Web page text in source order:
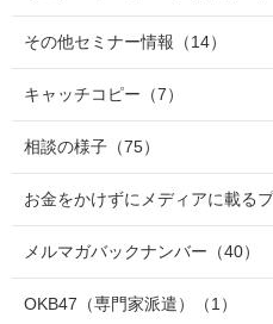
その他セミナー情報 （14）
キャッチコピー （7）
相談の様子 （75）
お金をかけずにメディアに載る
メルマガバックナンバー （40）
OKB47（専門家派遣） （1）